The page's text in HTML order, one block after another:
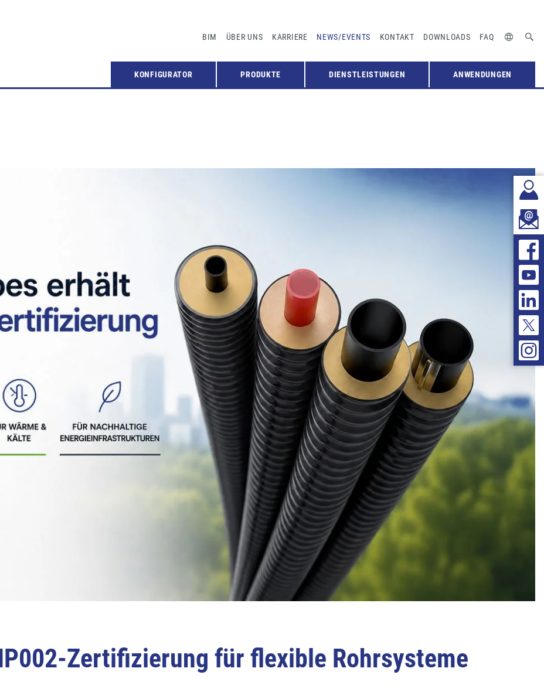
BIM ÜBER UNS KARRIERE NEWS/EVENTS KONTAKT DOWNLOADS FAQ
KONFIGURATOR PRODUKTE DIENSTLEISTUNGEN ANWENDUNGEN
Zertifizierung für flexible Rohrsysteme